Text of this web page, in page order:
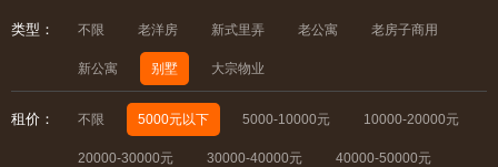
类型： 不限 老洋房 新式里弄 老公寓 老房子商用
新公寓 别墅 大宗物业
租价： 不限 5000元以下 5000-10000元 10000-20000元
20000-30000元 30000-40000元 40000-50000元